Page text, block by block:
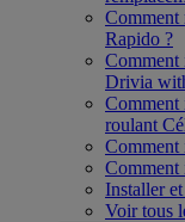
Comment
Rapido ?
Comment
Drivia
Comment
roulant
Comment
Comment
Installer
Voir tous